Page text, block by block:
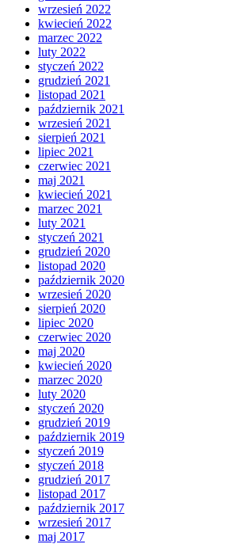
wrzesień 2022
kwiecień 2022
marzec 2022
luty 2022
styczeń 2022
grudzień 2021
listopad 2021
październik 2021
wrzesień 2021
sierpień 2021
lipiec 2021
czerwiec 2021
maj 2021
kwiecień 2021
marzec 2021
luty 2021
styczeń 2021
grudzień 2020
listopad 2020
październik 2020
wrzesień 2020
sierpień 2020
lipiec 2020
czerwiec 2020
maj 2020
kwiecień 2020
marzec 2020
luty 2020
styczeń 2020
grudzień 2019
październik 2019
styczeń 2019
styczeń 2018
grudzień 2017
listopad 2017
październik 2017
wrzesień 2017
maj 2017